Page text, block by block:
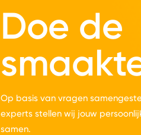
Doe de
Op basis van vragen
experts stellen wij jouw
samen.